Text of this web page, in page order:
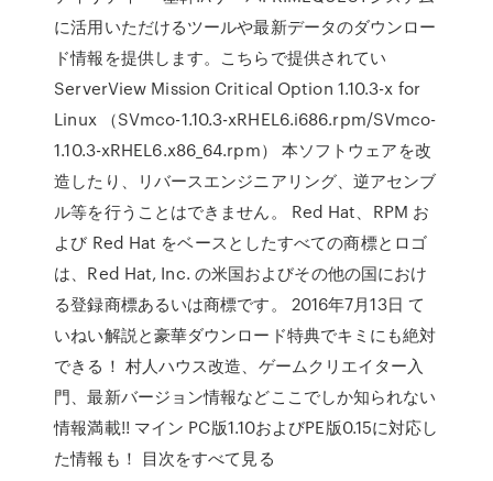
に活用いただけるツールや最新データのダウンロー
ド情報を提供します。こちらで提供されてい
ServerView Mission Critical Option 1.10.3-x for
Linux （SVmco-1.10.3-xRHEL6.i686.rpm/SVmco-
1.10.3-xRHEL6.x86_64.rpm） 本ソフトウェアを改
造したり、リバースエンジニアリング、逆アセンブ
ル等を行うことはできません。 Red Hat、RPM お
よび Red Hat をベースとしたすべての商標とロゴ
は、Red Hat, Inc. の米国およびその他の国におけ
る登録商標あるいは商標です。 2016年7月13日 て
いねい解説と豪華ダウンロード特典でキミにも絶対
できる！ 村人ハウス改造、ゲームクリエイター入
門、最新バージョン情報などここでしか知られない
情報満載!! マイン PC版1.10およびPE版0.15に対応し
た情報も！ 目次をすべて見る